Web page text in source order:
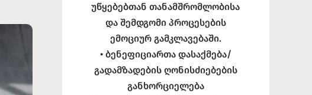
უწყებებთან თანამშრომლობისა
და შემდგომი პროცესების
ემოციურ გამკლავებაში.
• ბენეფიციართა დასაქმება/
გადამზადების ღონისძიებების
განხორციელება